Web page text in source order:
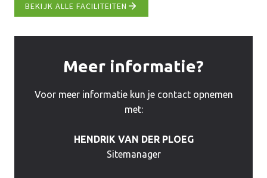
BEKIJK ALLE FACILITEITEN
Meer informatie?
Voor meer informatie kun je contact opnemen
met:
HENDRIK VAN DER PLOEG
Sitemanager